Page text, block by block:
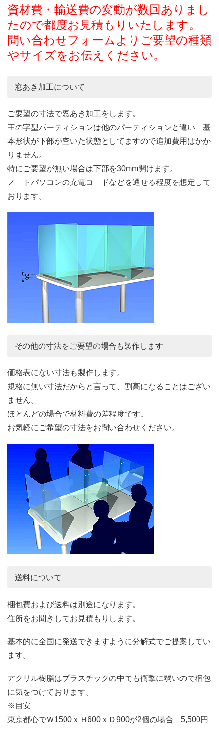
資材費・輸送費の変動が数回ありまし
たので都度お見積もりいたします。
問い合わせフォームよりご要望の種類
やサイズをお伝えください。
窓あき加工について
ご要望の寸法で窓あき加工をします。
王の字型パーティションは他のパーティションと違い、基
本形状が下部が空いた状態としてますので追加費用はかか
りません。
特にご要望が無い場合は下部を30mm開けます。
ノートパソコンの充電コードなどを通せる程度を想定して
おります。
その他の寸法をご要望の場合も製作します
価格表にない寸法も製作します。
規格に無い寸法だからと言って、割高になることはござい
ません。
ほとんどの場合で材料費の差程度です。
お気軽にご希望の寸法をお問い合わせください。
送料について
梱包費および送料は別途になります。
住所をお聞きしてお見積もりします。
基本的に全国に発送できますように分解式でご提案してい
ます。
アクリル樹脂はプラスチックの中でも衝撃に弱いので梱包
に気をつけております。
※目安
東京都心でＷ1500ｘＨ600ｘＤ900が2個の場合、5,500円